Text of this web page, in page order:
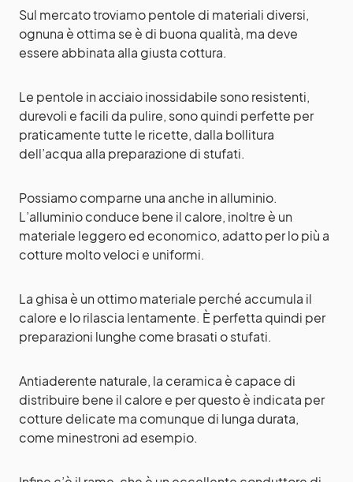
Sul mercato troviamo pentole di materiali diversi,
ognuna è ottima se è di buona qualità, ma deve
essere abbinata alla giusta cottura.
Le pentole in acciaio inossidabile sono resistenti,
durevoli e facili da pulire, sono quindi perfette per
praticamente tutte le ricette, dalla bollitura
dell’acqua alla preparazione di stufati.
Possiamo comparne una anche in alluminio.
L’alluminio conduce bene il calore, inoltre è un
materiale leggero ed economico, adatto per lo più a
cotture molto veloci e uniformi.
La ghisa è un ottimo materiale perché accumula il
calore e lo rilascia lentamente. È perfetta quindi per
preparazioni lunghe come brasati o stufati.
Antiaderente naturale, la ceramica è capace di
distribuire bene il calore e per questo è indicata per
cotture delicate ma comunque di lunga durata,
come minestroni ad esempio.